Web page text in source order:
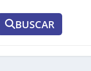
BUSCAR